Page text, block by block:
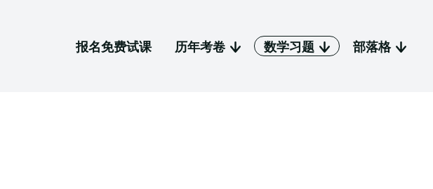
报名免费试课 历年考卷 数学习题 部落格